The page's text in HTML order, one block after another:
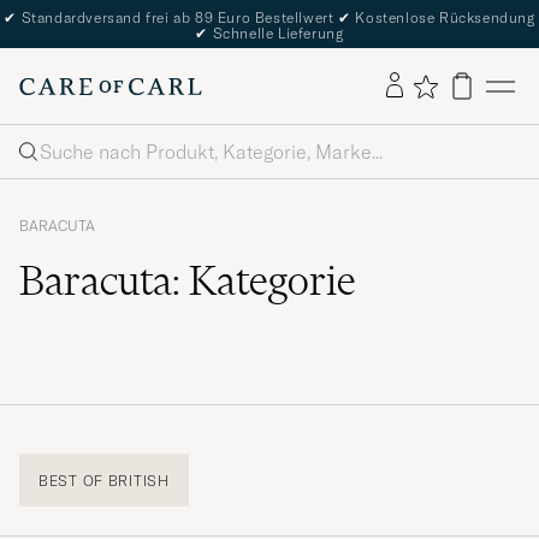
✔ Standardversand frei ab 89 Euro Bestellwert ✔ Kostenlose Rücksendung
✔ Schnelle Lieferung
Suche
BARACUTA
Baracuta: Kategorie
BEST OF BRITISH